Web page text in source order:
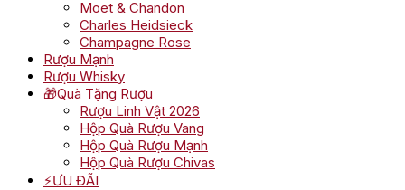
Moet & Chandon
Charles Heidsieck
Champagne Rose
Rượu Mạnh
Rượu Whisky
🎁Quà Tặng Rượu
Rượu Linh Vật 2026
Hộp Quà Rượu Vang
Hộp Quà Rượu Mạnh
Hộp Quà Rượu Chivas
⚡ƯU ĐÃI